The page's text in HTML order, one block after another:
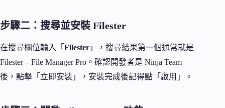
步驟二：搜尋並安裝 Filester
在搜尋欄位輸入「 Filester 」，搜尋結果第一個通常就是
Filester – File Manager Pro。確認開發者是 Ninja Team
後，點擊「立即安裝」，安裝完成後記得點「啟用」。